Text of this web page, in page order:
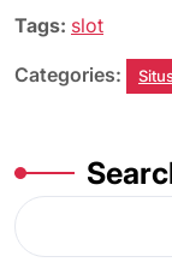
Tags: slot
Categories: